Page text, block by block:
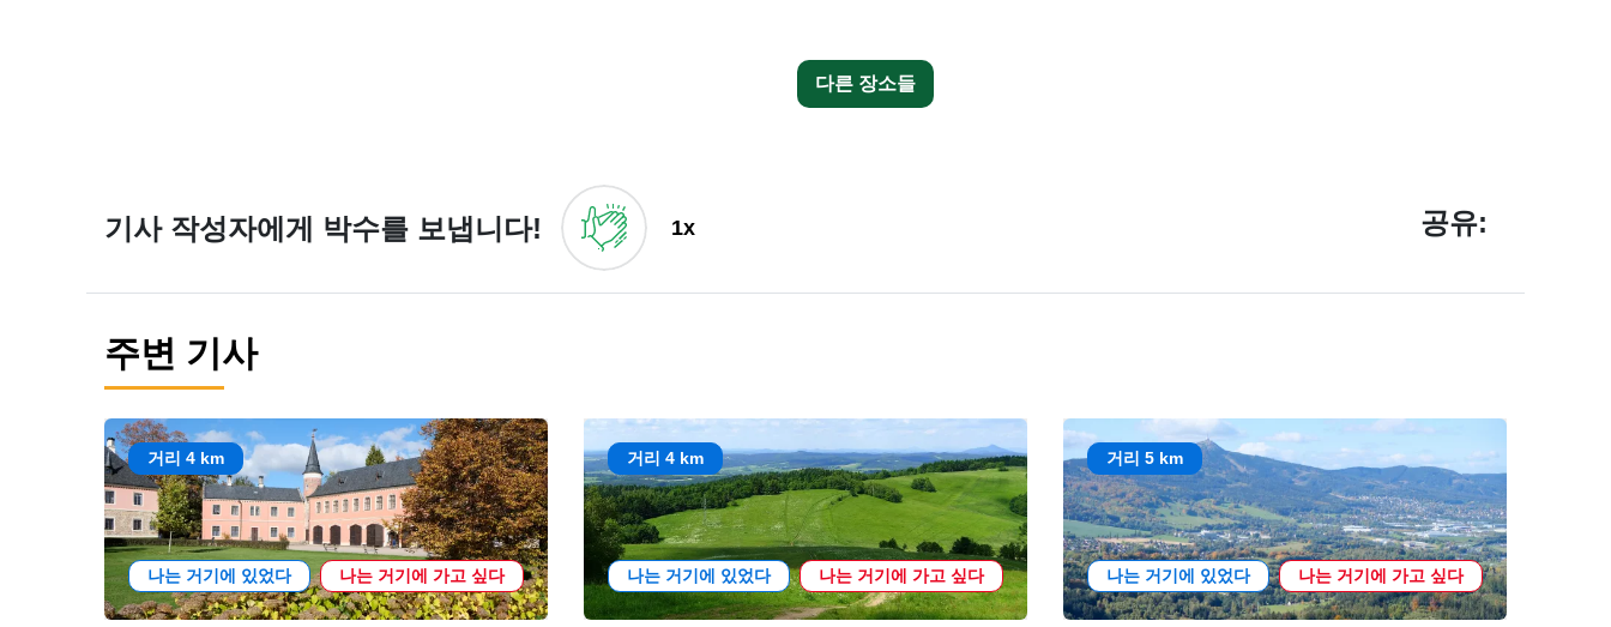
다른 장소들
기사 작성자에게 박수를 보냅니다! 1x 공유:
주변 기사
거리 4 km
나는 거기에 있었다 나는 거기에 가고 싶다
거리 4 km
나는 거기에 있었다 나는 거기에 가고 싶다
거리 5 km
나는 거기에 있었다 나는 거기에 가고 싶다